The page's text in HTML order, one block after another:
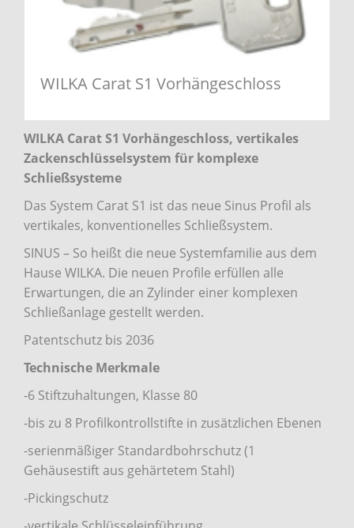
WILKA Carat S1 Vorhängeschloss
WILKA Carat S1 Vorhängeschloss, vertikales
Zackenschlüsselsystem für komplexe
Schließsysteme
Das System Carat S1 ist das neue Sinus Profil als
vertikales, konventionelles Schließsystem.
SINUS – So heißt die neue Systemfamilie aus dem
Hause WILKA. Die neuen Profile erfüllen alle
Erwartungen, die an Zylinder einer komplexen
Schließanlage gestellt werden.
Patentschutz bis 2036
Technische Merkmale
-6 Stiftzuhaltungen, Klasse 80
-bis zu 8 Profilkontrollstifte in zusätzlichen Ebenen
-serienmäßiger Standardbohrschutz (1
Gehäusestift aus gehärtetem Stahl)
-Pickingschutz